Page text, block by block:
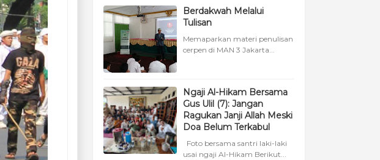
Berdakwah Melalui
Tulisan
Memaparkan materi penulisan
cerpen di MAN 3 Jakarta...
Ngaji Al-Hikam Bersama
Gus Ulil (7): Jangan
Ragukan Janji Allah Meski
Doa Belum Terkabul
Foto bersama santri laki-laki
usai ngaji Al-Hikam Berikut...